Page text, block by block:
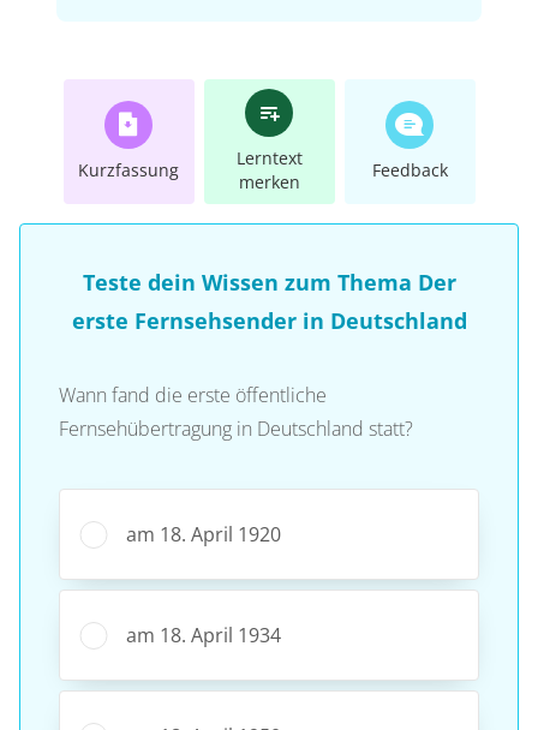
Kurzfassung
Lerntext
merken
Feedback
Teste dein Wissen zum Thema Der
erste Fernsehsender in Deutschland
Wann fand die erste öffentliche
Fernsehübertragung in Deutschland statt?
am 18. April 1920
am 18. April 1934